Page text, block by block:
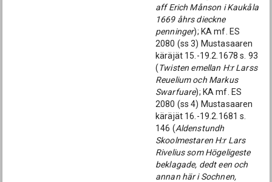
aff Erich Månson i Kaukåla
1669 åhrs dieckne
penninger); KA mf. ES
2080 (ss 3) Mustasaaren
käräjät 15.-19.2.1678 s. 93
(Twisten emellan H:r Larss
Reuelium och Markus
Swarfuare); KA mf. ES
2080 (ss 4) Mustasaaren
käräjät 16.-19.2.1681 s.
146 (Aldenstundh
Skoolmestaren H:r Lars
Rivelius som Högeligeste
beklagade, dedt een och
annan här i Sochnen,